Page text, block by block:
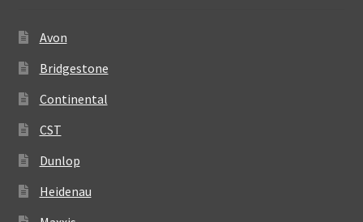
Avon
Bridgestone
Continental
CST
Dunlop
Heidenau